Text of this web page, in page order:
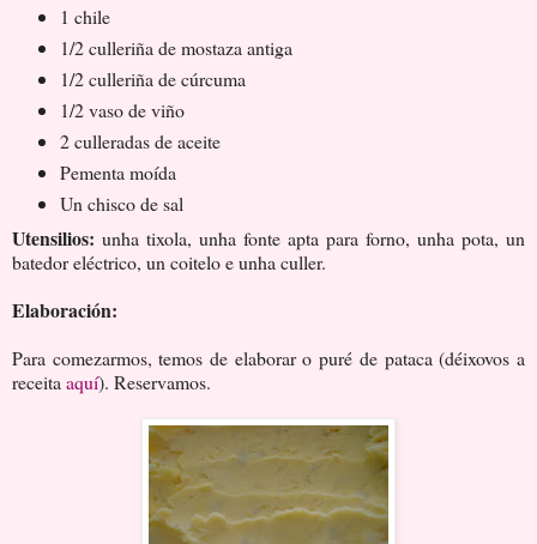
1 chile
1/2 culleriña de mostaza antiga
1/2 culleriña de cúrcuma
1/2 vaso de viño
2 culleradas de aceite
Pementa moída
Un chisco de sal
Utensilios: unha tixola, unha fonte apta para forno, unha pota, un
batedor eléctrico, un coitelo e unha culler.
Elaboración:
Para comezarmos, temos de elaborar o puré de pataca (déixovos a
receita aquí). Reservamos.